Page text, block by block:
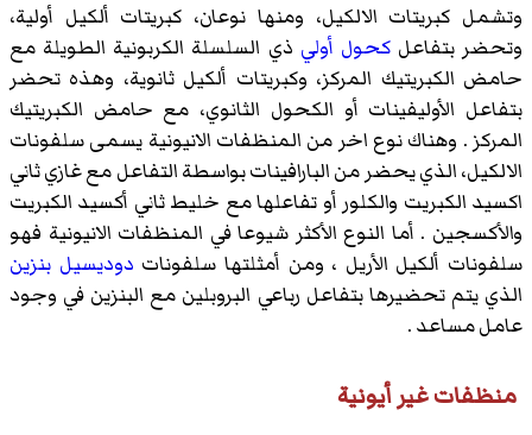
وتشمل كبريتات الالكيل، ومنها نوعان، كبريتات ألكيل أولية،
وتحضر بتفاعلكحول أولي ذي السلسلة الكربونية الطويلة مع
حامض الكبريتيك المركز، وكبريتات ألكيل ثانوية، وهذه تحضر
بتفاعل الأوليفينات أو الكحول الثانوي، مع حامض الكبريتيك
المركز . وهناك نوع اخر من المنظفات الانيونية يسمى سلفونات
الالكيل، الذي يحضر من البارافينات بواسطة التفاعل مع غازي ثاني
اكسيد الكبريت والكلور أو تفاعلها مع خليط ثاني أكسيد الكبريت
والأكسجين . أما النوع الأكثر شيوعا في المنظفات الانيونية فهو
سلفونات ألكيل الأريل ، ومن أمثلتها سلفونات دوديسيل بنزين
الذي يتم تحضيرها بتفاعل رباعي البروبلين مع البنزين في وجود
عامل مساعد .
منظفات غير أيونية